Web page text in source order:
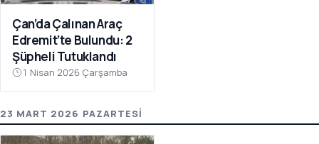
Çan’da Çalınan Araç
Edremit’te Bulundu: 2
Şüpheli Tutuklandı
1 Nisan 2026 Çarşamba
23 MART 2026 PAZARTESI